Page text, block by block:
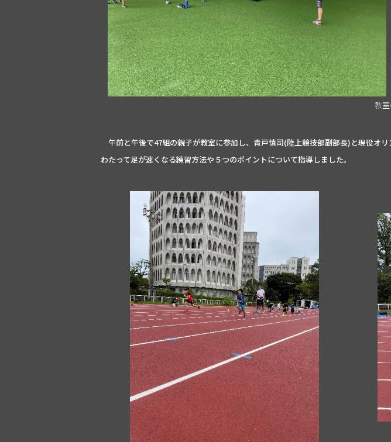
教
午前と午後で47組の親子が教室に参加し、青戸慎司(陸上競技部副部長)と現役オ
わたって足が速くなる練習方法や５つのポイントについて指導しました。